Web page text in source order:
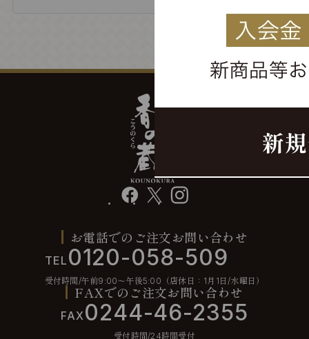
facebook instagram
お電話でのご注文お問い合わせ
TEL 0120-058-509
受付時間/午前9:00〜午後5:00（店休日：1月1日/水曜日）
FAXでのご注文お問い合わせ
FAX0244-46-2355
受付時間/24時間受付